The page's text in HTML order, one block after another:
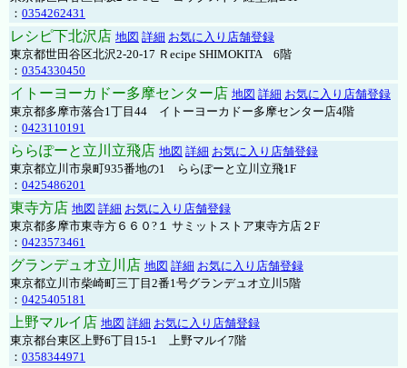
： 0354262431
レシピ下北沢店 地図 詳細 お気に入り店舗登録
東京都世田谷区北沢2-20-17 Ｒecipe SHIMOKITA 6階
： 0354330450
イトーヨーカドー多摩センター店 地図 詳細 お気に入り店舗登録
東京都多摩市落合1丁目44 イトーヨーカドー多摩センター店4階
： 0423110191
ららぽーと立川立飛店 地図 詳細 お気に入り店舗登録
東京都立川市泉町935番地の1 ららぽーと立川立飛1F
： 0425486201
東寺方店 地図 詳細 お気に入り店舗登録
東京都多摩市東寺方６６０?１ サミットストア東寺方店２F
： 0423573461
グランデュオ立川店 地図 詳細 お気に入り店舗登録
東京都立川市柴崎町三丁目2番1号グランデュオ立川5階
： 0425405181
上野マルイ店 地図 詳細 お気に入り店舗登録
東京都台東区上野6丁目15-1 上野マルイ7階
： 0358344971